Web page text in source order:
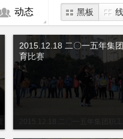
动态 黑板
2015.12.18 二〇一五年集
育比赛